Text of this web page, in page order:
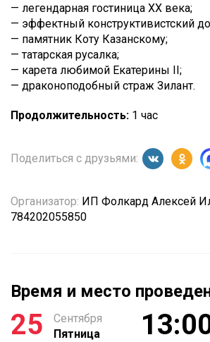
— легендарная гостиница XX века;
— эффектный конструктивистский
— памятник Коту Казанскому;
— татарская русалка;
— карета любимой Екатерины II;
— драконоподобный страж Зилант.
Продолжительность: 1 час
Поделиться с друзьями:
Организатор: ИП Фолкард Алексей
784202055850
Время и место
25
Сентября
Пятница